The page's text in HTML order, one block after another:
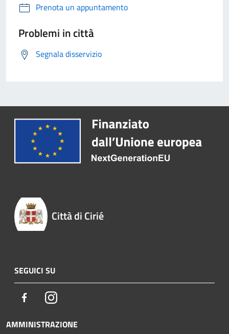
Prenota un appuntamento
Problemi in città
Segnala disservizio
Città di Cirié
SEGUICI SU
FacebookInstagram
AMMINISTRAZIONE